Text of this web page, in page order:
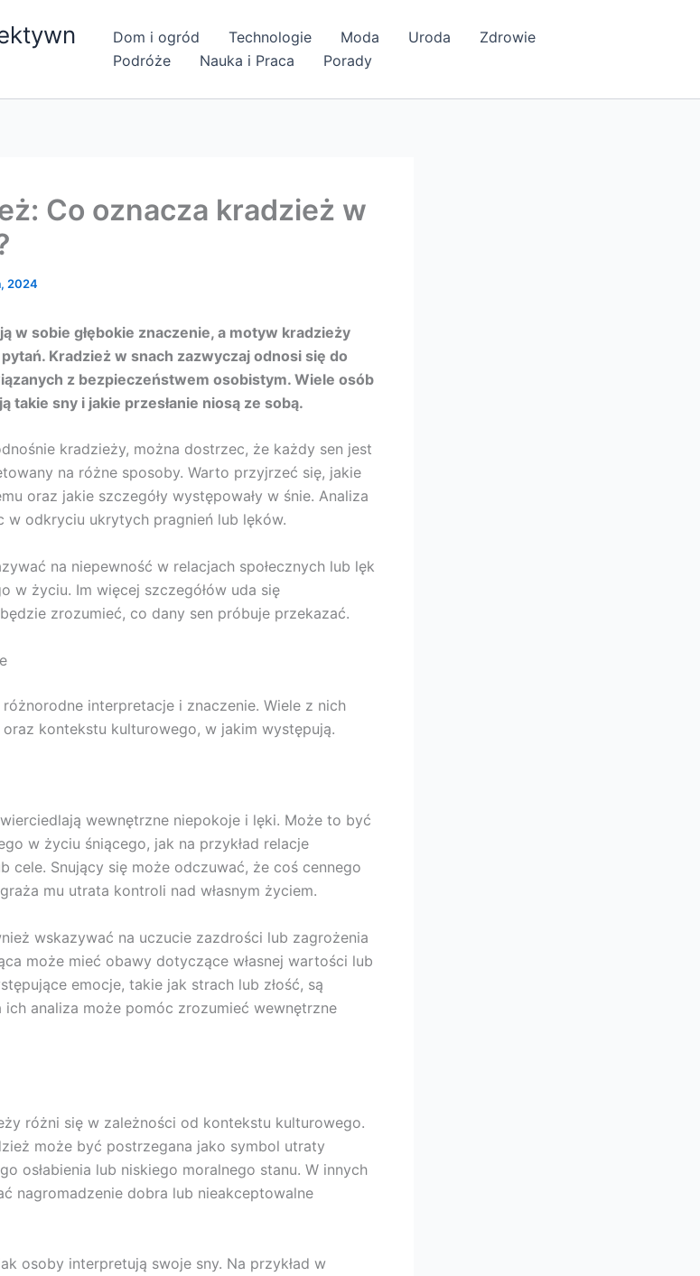
Dom i ogród Technologie Moda Uroda
Zdrowie
Podróże
Nauka i Praca Porady
Co oznacza kradzież w
2024
w sobie głębokie znaczenie, a motyw kradzieży
Kradzież w snach zazwyczaj odnosi się do
z bezpieczeństwem osobistym. Wiele osób
takie sny i jakie przesłanie niosą ze sobą.
kradzieży, można dostrzec, że każdy sen jest
na różne sposoby. Warto przyjrzeć się, jakie
oraz jakie szczegóły występowały w śnie. Analiza
odkryciu ukrytych pragnień lub lęków.
na niepewność w relacjach społecznych lub lęk
w życiu. Im więcej szczegółów uda się
zrozumieć, co dany sen próbuje przekazać.
interpretacje i znaczenie. Wiele z nich
kontekstu kulturowego, w jakim występują.
wewnętrzne niepokoje i lęki. Może to być
w życiu śniącego, jak na przykład relacje
cele. Snujący się może odczuwać, że coś cennego
mu utrata kontroli nad własnym życiem.
wskazywać na uczucie zazdrości lub zagrożenia
może mieć obawy dotyczące własnej wartości lub
emocje, takie jak strach lub złość, są
analiza może pomóc zrozumieć wewnętrzne
różni się w zależności od kontekstu kulturowego.
może być postrzegana jako symbol utraty
osłabienia lub niskiego moralnego stanu. W innych
nagromadzenie dobra lub nieakceptowalne
osoby interpretują swoje sny. Na przykład w